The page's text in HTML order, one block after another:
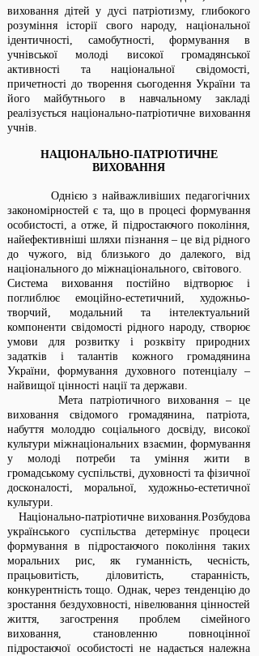
виховання дітей у дусі патріотизму, глибокого
розуміння історії свого народу, національної
ідентичності, самобутності, формування в
учнівської молоді високої громадянської
активності та національної свідомості,
причетності до творення сьогодення України та
його майбутнього в навчальному закладі
реалізується національно-патріотичне виховання
учнів.
НАЦІОНАЛЬНО-ПАТРІОТИЧНЕ
ВИХОВАННЯ
Однією з найважливіших педагогічних
закономірностей є та, що в процесі формування
особистості, а отже, й підростаючого покоління,
найефективніші шляхи пізнання – це від рідного
до чужого, від близького до далекого, від
національного до міжнаціонального, світового.
Система виховання постійно відтворює і
поглиблює емоційно-естетичний, художньо-
творчий, модальний та інтелектуальний
компоненти свідомості рідного народу, створює
умови для розвитку і розквіту природних
задатків і талантів кожного громадянина
України, формування духовного потенціалу –
найвищої цінності нації та держави.
Мета патріотичного виховання – це
виховання свідомого громадянина, патріота,
набуття молоддю соціального досвіду, високої
культури міжнаціональних взаємин, формування
у молоді потреби та уміння жити в
громадському суспільстві, духовності та фізичної
досконалості, моральної, художньо-естетичної
культури.
Національно-патріотичне виховання.Розбудова
українського суспільства детермінує процеси
формування в підростаючого покоління таких
моральних рис, як гуманність, чесність,
працьовитість, діловитість, старанність,
конкурентність тощо. Однак, через тенденцію до
зростання бездуховності, нівелювання цінностей
життя, загострення проблем сімейного
виховання, становленню повноцінної
підростаючої особистості не надається належна